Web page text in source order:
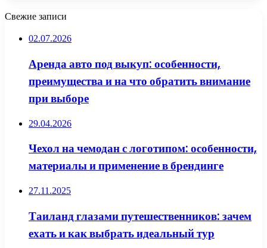
Свежие записи
02.07.2026
Аренда авто под выкуп: особенности,
преимущества и на что обратить внимание
при выборе
29.04.2026
Чехол на чемодан с логотипом: особенности,
материалы и применение в брендинге
27.11.2025
Таиланд глазами путешественников: зачем
ехать и как выбрать идеальный тур